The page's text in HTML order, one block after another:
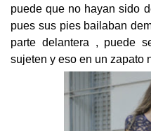
puede que no hayan sido
pues sus pies bailaban
parte delantera , puede
sujeten y eso en un zapato